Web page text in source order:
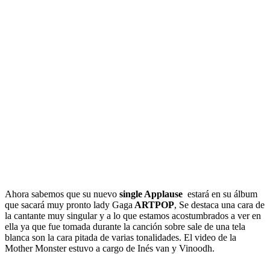
Ahora sabemos que su nuevo single Applause estará en su álbum
que sacará muy pronto lady Gaga ARTPOP, Se destaca una cara de
la cantante muy singular y a lo que estamos acostumbrados a ver en
ella ya que fue tomada durante la canción sobre sale de una tela
blanca son la cara pitada de varias tonalidades. El video de la
Mother Monster estuvo a cargo de Inés van y Vinoodh.